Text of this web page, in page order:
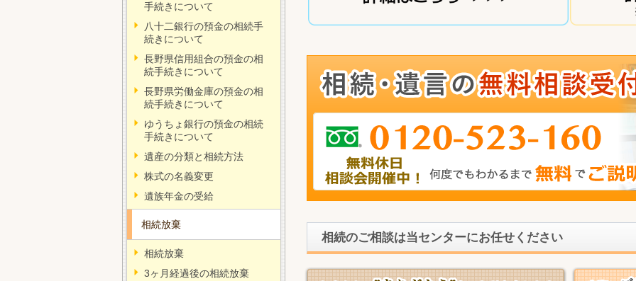
相続のご相談は当センターにお任せください
手続きについて
八十二銀行の預金の相続手
続きについて
長野県信用組合の預金の相
続手続きについて
長野県労働金庫の預金の相
続手続きについて
ゆうちょ銀行の預金の相続
手続きについて
遺産の分類と相続方法
株式の名義変更
遺族年金の受給
相続放棄
相続放棄
3ヶ月経過後の相続放棄